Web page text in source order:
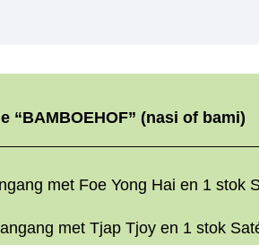
“BAMBOEHOF” (nasi of bami)
met Foe Yong Hai en 1 stok
met Tjap Tjoy en 1 stok